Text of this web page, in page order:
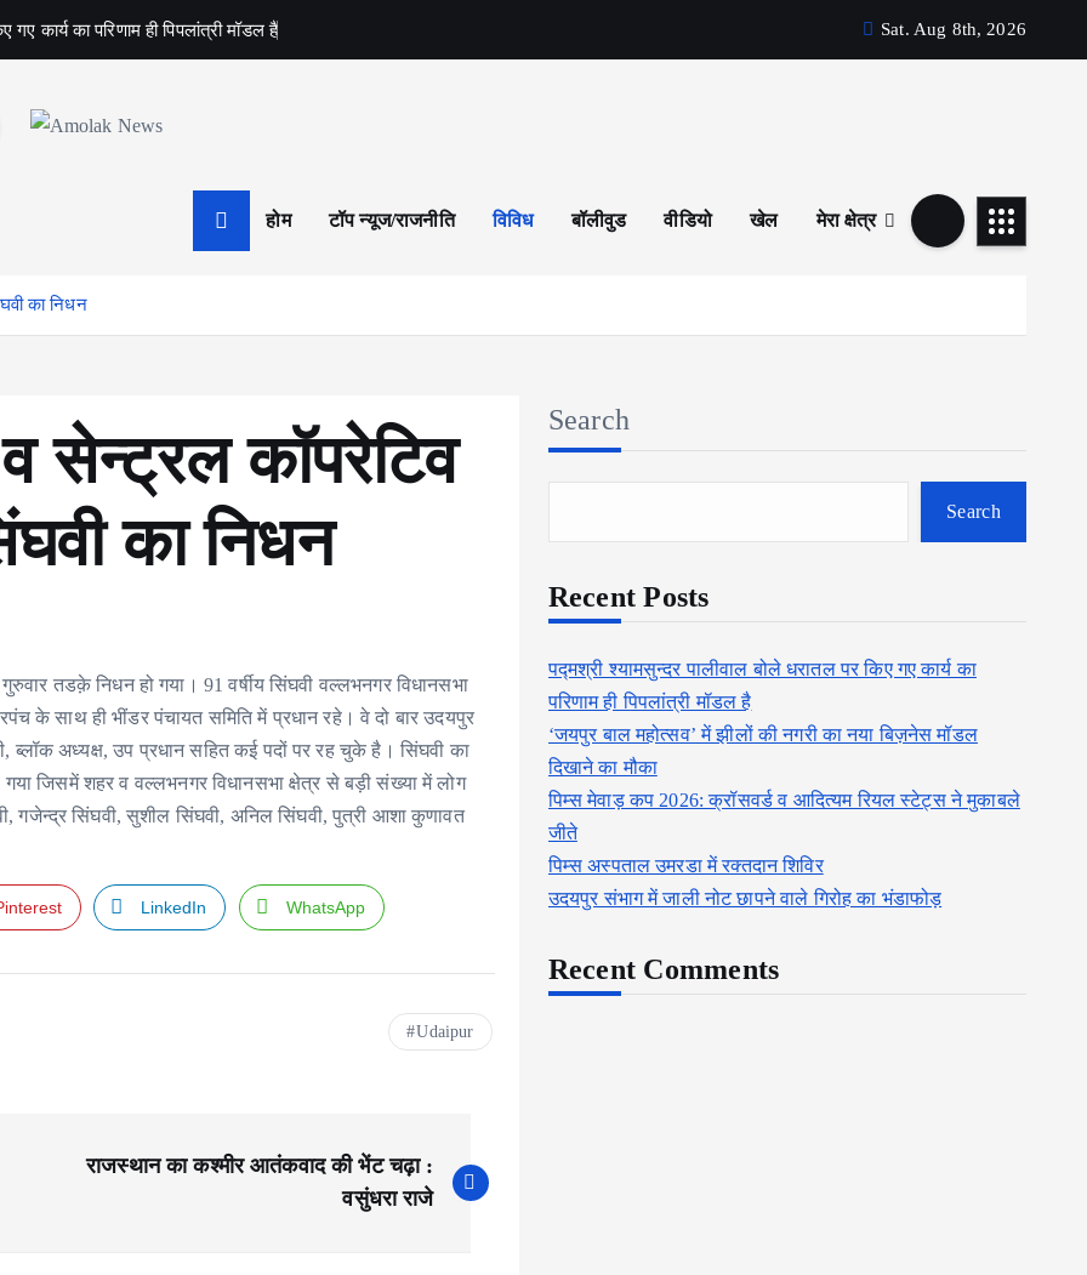
कार्य का परिणाम ही पिपलांत्री मॉडल है Sat. Aug 8th, 2026
होम टॉप न्यूज/राजनीति विविध बॉलीवुड वीडियो खेल मेरा क्षेत्र
का निधन
सेन्ट्रल कॉपरेटिव
का निधन
तडक़े निधन हो गया। 91 वर्षीय सिंघवी वल्लभनगर विधानसभा
के साथ ही भींडर पंचायत समिति में प्रधान रहे। वे दो बार उदयपुर
अध्यक्ष, उप प्रधान सहित कई पदों पर रह चुके है। सिंघवी का
जिसमें शहर व वल्लभनगर विधानसभा क्षेत्र से बड़ी संख्या में लोग
गजेन्द्र सिंघवी, सुशील सिंघवी, अनिल सिंघवी, पुत्री आशा कुणावत
LinkedIn WhatsApp
Udaipur
राजस्थान का कश्मीर आतंकवाद की भेंट चढ़ा :
वसुंधरा राजे
Search
Search
Recent Posts
पद्मश्री श्यामसुन्दर पालीवाल बोले धरातल पर किए गए कार्य का
परिणाम ही पिपलांत्री मॉडल है
‘जयपुर बाल महोत्सव’ में झीलों की नगरी का नया बिज़नेस मॉडल
दिखाने का मौका
पिम्स मेवाड़ कप 2026: क्रॉसवर्ड व आदित्यम रियल स्टेट्स ने मुकाबले
जीते
पिम्स अस्पताल उमरडा में रक्तदान शिविर
उदयपुर संभाग में जाली नोट छापने वाले गिरोह का भंडाफोड़
Recent Comments